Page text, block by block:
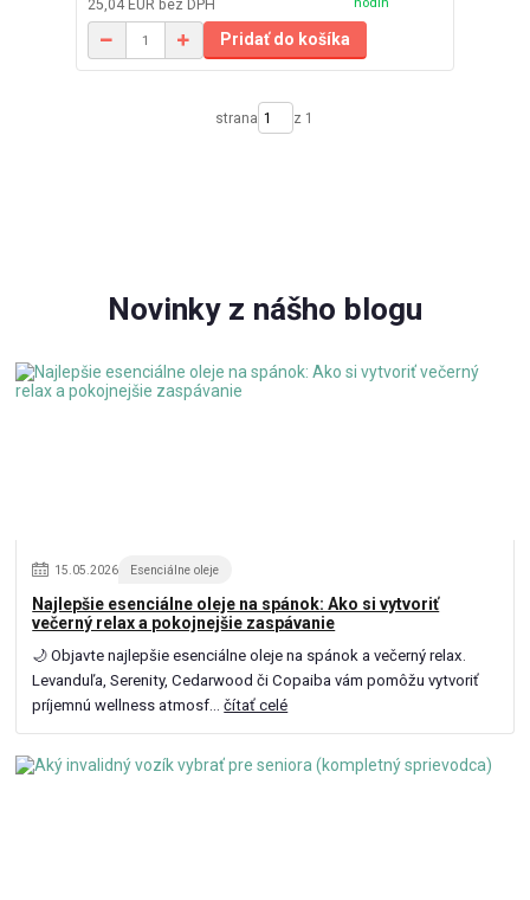
25,04 EUR bez DPH
Pridať do košíka
strana z 1
Novinky z nášho blogu
15.05.2026 Esenciálne oleje
Najlepšie esenciálne oleje na spánok: Ako si vytvoriť
večerný relax a pokojnejšie zaspávanie
🌙 Objavte najlepšie esenciálne oleje na spánok a večerný relax.
Levanduľa, Serenity, Cedarwood či Copaiba vám pomôžu vytvoriť
príjemnú wellness atmosf...čítať celé